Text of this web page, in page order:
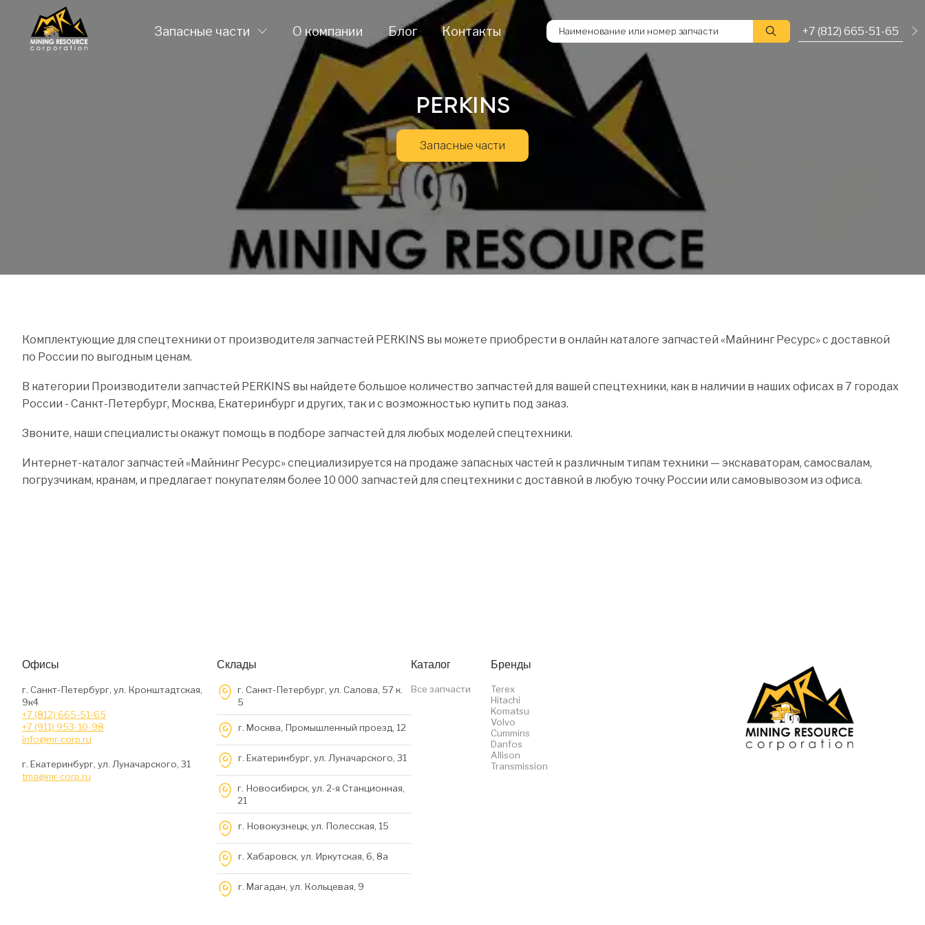
Запасные части О компании Блог Контакты Наименование или номер запчасти +7 (812) 665-51-65
PERKINS
Запасные части
Комплектующие для спецтехники от производителя запчастей PERKINS вы можете приобрести в онлайн каталоге запчастей «Майнинг Ресурс» с доставкой
по России по выгодным ценам.
В категории Производители запчастей PERKINS вы найдете большое количество запчастей для вашей спецтехники, как в наличии в наших офисах в 7 городах
России - Санкт-Петербург, Москва, Екатеринбург и других, так и с возможностью купить под заказ.
Звоните, наши специалисты окажут помощь в подборе запчастей для любых моделей спецтехники.
Интернет-каталог запчастей «Майнинг Ресурс» специализируется на продаже запасных частей к различным типам техники — экскаваторам, самосвалам,
погрузчикам, кранам, и предлагает покупателям более 10 000 запчастей для спецтехники с доставкой в любую точку России или самовывозом из офиса.
Офисы
г. Санкт-Петербург, ул. Кронштадтская,
9к4
+7 (812) 665-51-65
+7 (911) 953-10-98
info@mr-corp.ru
г. Екатеринбург, ул. Луначарского, 31
tma@mr-corp.ru
Склады
г. Санкт-Петербург, ул. Салова, 57 к.
5
г. Москва, Промышленный проезд, 12
г. Екатеринбург, ул. Луначарского, 31
г. Новосибирск, ул. 2-я Станционная,
21
г. Новокузнецк, ул. Полесская, 15
г. Хабаровск, ул. Иркутская, 6, 8a
г. Магадан, ул. Кольцевая, 9
Каталог
Все запчасти
Бренды
Terex
Hitachi
Komatsu
Volvo
Cummins
Danfos
Allison
Transmission